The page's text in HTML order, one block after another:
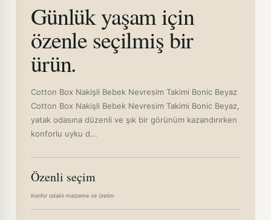
Günlük yaşam için
özenle seçilmiş bir
ürün.
Cotton Box Nakişli Bebek Nevresim Takimi Bonic Beyaz
Cotton Box Nakişli Bebek Nevresim Takimi Bonic Beyaz,
yatak odasına düzenli ve şık bir görünüm kazandırırken
konforlu uyku d...
Özenli seçim
Konfor odaklı malzeme ve üretim